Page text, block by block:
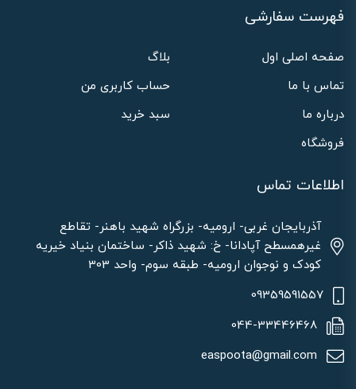
فهرست سفارشی
صفحه اصلی اول
بلاگ
تماس با ما
حساب کاربری من
درباره ما
سبد خرید
فروشگاه
اطلاعات تماس
آذربایجان غربی- ارومیه- بزرگراه شهید باهنر- تقاطع
غیرهمسطح آپادانا- خ: شهید ذاکر- ساختمان بنیاد خیریه
کودک و نوجوان ارومیه- طبقه سوم- واحد 303
09359591557
044-33446468
easpoota@gmail.com